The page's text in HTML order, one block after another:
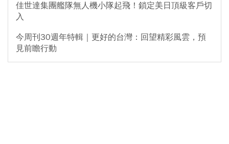
佳世達集團艦隊無人機小隊起飛！鎖定美日頂級客戶切
入
今周刊30週年特輯｜更好的台灣：回望精彩風雲，預
見前瞻行動